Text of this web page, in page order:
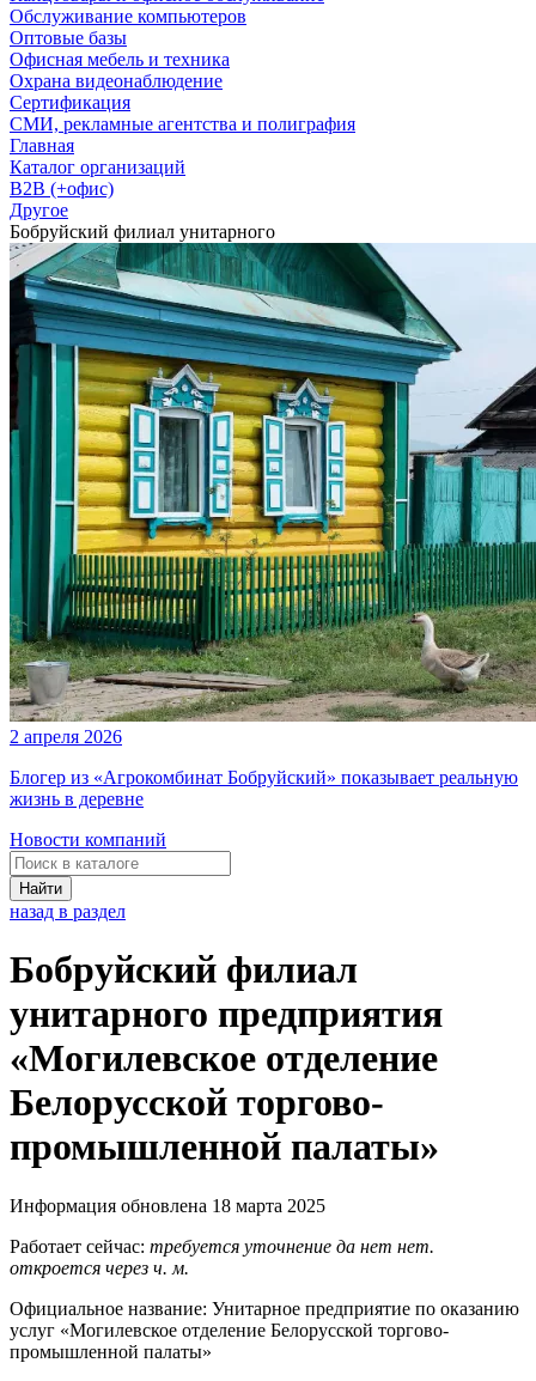
Обслуживание компьютеров
Оптовые базы
Офисная мебель и техника
Охрана видеонаблюдение
Сертификация
СМИ, рекламные агентства и полиграфия
Главная
Каталог организаций
B2B (+офис)
Другое
Бобруйский филиал унитарного
2 апреля 2026
Блогер из «Агрокомбинат Бобруйский» показывает реальную
жизнь в деревне
Новости компаний
Найти
назад в раздел
Бобруйский филиал
унитарного предприятия
«Могилевское отделение
Белорусской торгово-
промышленной палаты»
Информация обновлена 18 марта 2025
Работает сейчас: требуется уточнение да нет нет.
откроется через ч. м.
Официальное название: Унитарное предприятие по оказанию
услуг «Могилевское отделение Белорусской торгово-
промышленной палаты»